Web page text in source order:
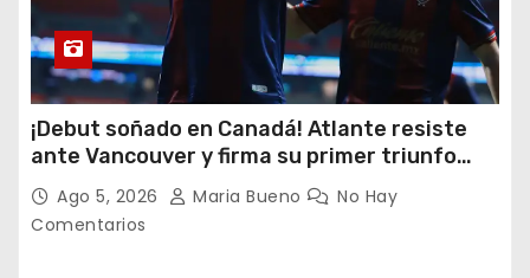
¡Debut soñado en Canadá! Atlante resiste
ante Vancouver y firma su primer triunfo
histórico en la Leagues Cup
Ago 5, 2026 Maria Bueno
No Hay
Comentarios